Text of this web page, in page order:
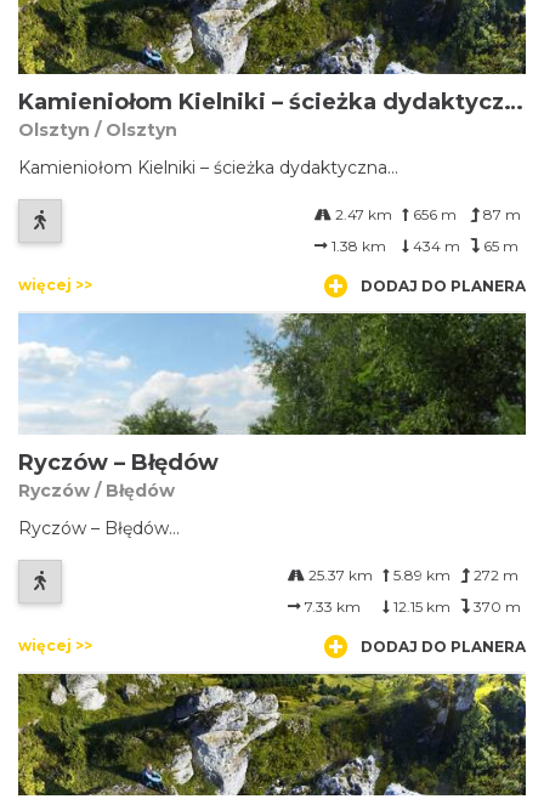
Kamieniołom Kielniki – ścieżka dydaktyczna
Olsztyn / Olsztyn
Kamieniołom Kielniki – ścieżka dydaktyczna...
2.47 km 656 m
87 m
1.38 km
434 m 65 m
więcej >> DODAJ DO PLANERA
Ryczów – Błędów
Ryczów / Błędów
Ryczów – Błędów...
25.37 km 5.89 km
272 m
7.33 km
12.15 km 370 m
więcej >> DODAJ DO PLANERA